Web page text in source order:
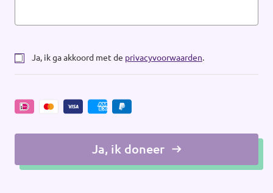
Ja, ik ga akkoord met de privacyvoorwaarden.
Ja, ik doneer